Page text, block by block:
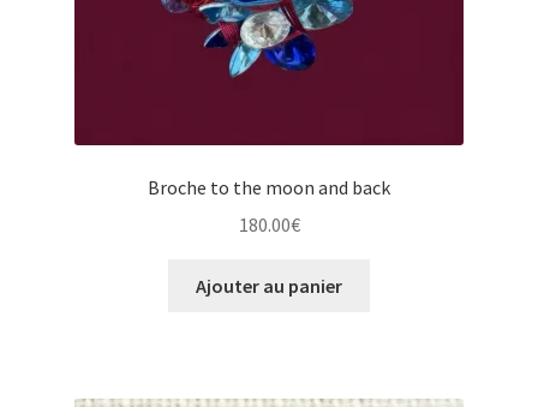
Broche to the moon and back
180.00€
Ajouter au panier